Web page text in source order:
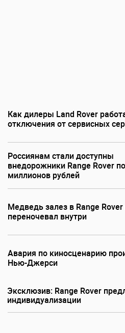
Как дилеры Land Rover
отключения от сервисных
Россиянам стали доступны
внедорожники Range Rover
миллионов рублей
Медведь залез в Range Rover
переночевал внутри
Авария по киносценарию
Нью-Джерси
Эксклюзив: Range Rover
индивидуализации